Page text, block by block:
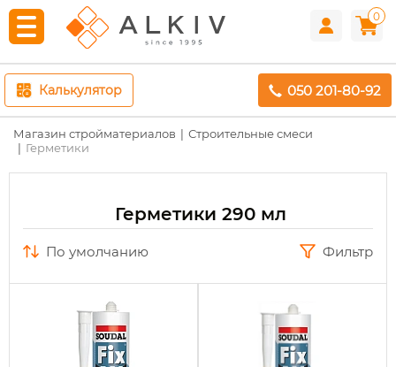
0
Калькулятор 050 201-80-92
Магазин стройматериалов
Строительные смеси
Герметики
Герметики 290 мл
по умолчанию Фильтр